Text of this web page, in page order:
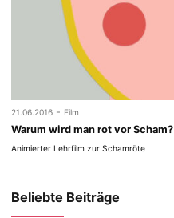
21.06.2016 - Film
Warum wird man rot vor Scham?
Animierter Lehrfilm zur Schamröte
Beliebte Beiträge